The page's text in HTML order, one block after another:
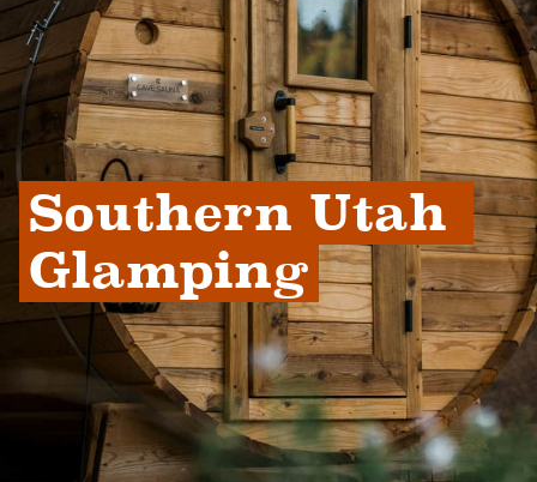
Southern Utah
Glamping